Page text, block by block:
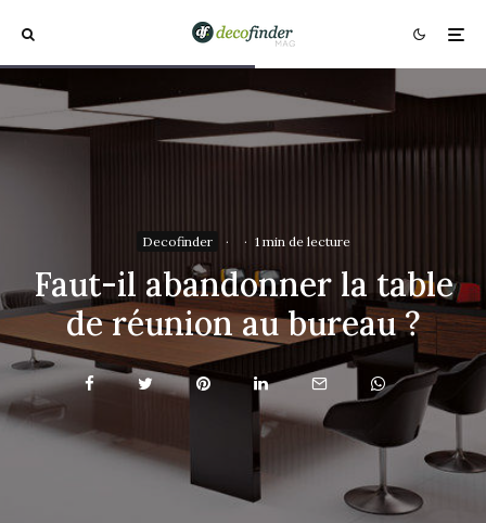
Decofinder · · 1 min de lecture
Faut-il abandonner la table
de réunion au bureau ?